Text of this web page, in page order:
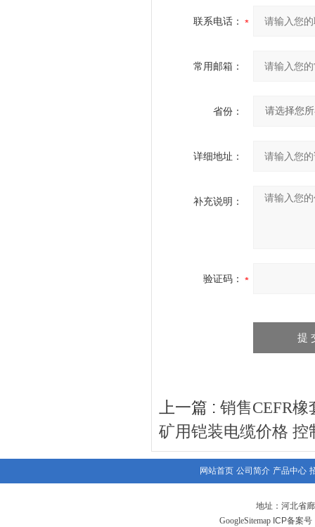
联系电话：
常用邮箱：
省份：
详细地址：
补充说明：
验证码：
上一篇 : 销售CEFR
矿用铠装电缆价格 控
网站首页 公司简介 产品中心
地址：河北省
GoogleSitemap ICP备案号